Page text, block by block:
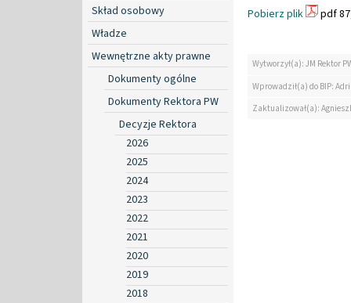
Skład osobowy
Władze
Wewnętrzne akty prawne
Dokumenty ogólne
Dokumenty Rektora PW
Decyzje Rektora
2026
2025
2024
2023
2022
2021
2020
2019
2018
Pobierz plik
pdf
Wytworzył(a): JM Rektor
Wprowadził(a) do BIP:
Zaktualizował(a):